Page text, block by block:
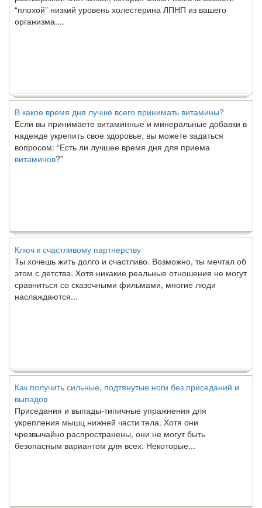
организма....
В какое время дня лучше всего принимать витамины?
Если вы принимаете витаминные и минеральные добавки в
надежде укрепить свое здоровье, вы можете задаться
вопросом: “Есть ли лучшее время дня для приема
витаминов ?”
Ключ к счастливому партнерству
Ты хочешь жить долго и счастливо. Возможно, ты мечтал об
этом с детства. Хотя никакие реальные отношения не могут
сравниться со сказочными фильмами, многие люди
наслаждаются...
Как получить сильные, подтянутые ноги без приседаний и
выпадов
Приседания и выпады-типичные упражнения для
укрепления мышц нижней части тела. Хотя они
чрезвычайно распространены, они не могут быть
безопасным вариантом для всех. Некоторые...